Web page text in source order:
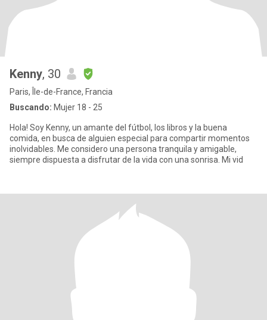
Kenny, 30
Paris, Île-de-France, Francia
Buscando: Mujer 18 - 25
Hola! Soy Kenny, un amante del fútbol, los libros y la buena
comida, en busca de alguien especial para compartir momentos
inolvidables. Me considero una persona tranquila y amigable,
siempre dispuesta a disfrutar de la vida con una sonrisa. Mi vid